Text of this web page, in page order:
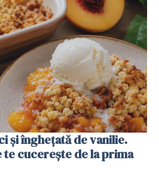
și înghețată de vanilie.
cucerește de la prima